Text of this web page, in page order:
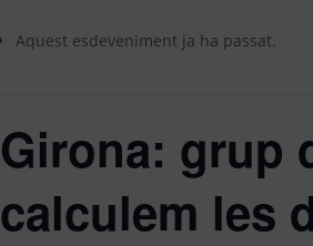
Aquest esdeveniment ja ha passat.
Girona: grup
calculem les